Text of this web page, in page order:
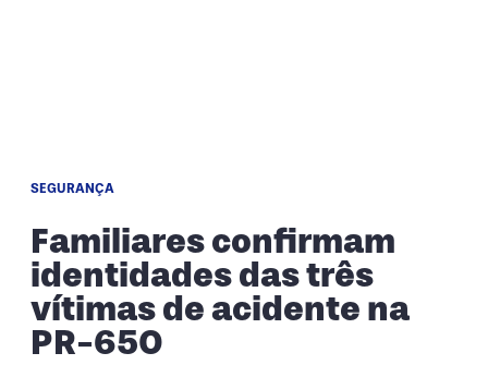
SEGURANÇA
Familiares confirmam
identidades das três
vítimas de acidente na
PR-650